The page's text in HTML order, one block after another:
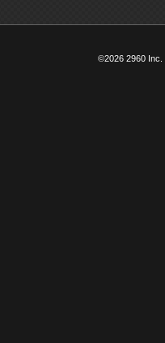
©2026 2960 Inc.